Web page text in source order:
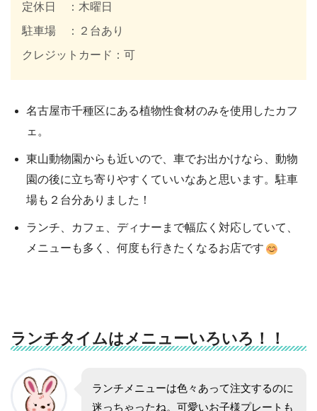
定休日 ：木曜日
駐車場 ：２台あり
クレジットカード：可
名古屋市千種区にある植物性食材のみを使用したカフ
ェ。
東山動物園からも近いので、車でお出かけなら、動物
園の後に立ち寄りやすくていいなあと思います。駐車
場も２台分ありました！
ランチ、カフェ、ディナーまで幅広く対応していて、
メニューも多く、何度も行きたくなるお店です
ランチタイムはメニューいろいろ！！
ランチメニューは色々あって注文するのに
迷っちゃったね。可愛いお子様プレートも